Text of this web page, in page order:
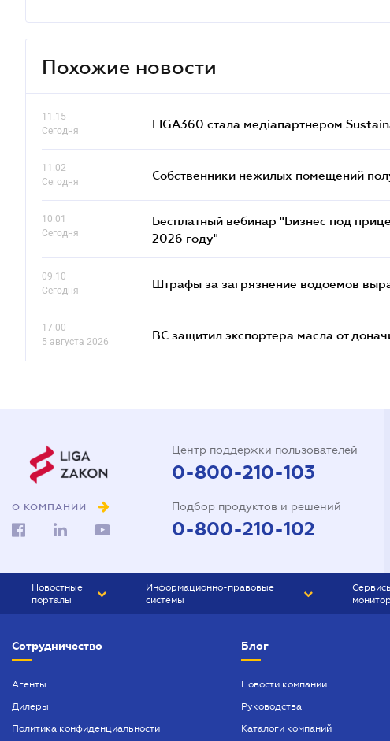
Похожие новости
11.15
Сегодня
LIGA360 стала медіапартнером
11.02
Сегодня
Собственники нежилых помещений
10.01
Сегодня
Бесплатный вебинар "Бизнес под
2026 году"
09.10
Сегодня
Штрафы за загрязнение водоемов
17.00
5 августа 2026
ВС защитил экспортера масла от
О КОМПАНИИ
Центр поддержки пользователей
0-800-210-103
Подбор продуктов и решений
0-800-210-102
Новостные
порталы
БИЗНЕС
Информационно-правовые
системы
БУХГАЛТЕР ПРОФ
ЮРИСТ ПРОФ
Сотрудничество
Агенты
Дилеры
Политика конфиденциальности
Блог
Новости компании
Руководства
Каталоги компаний